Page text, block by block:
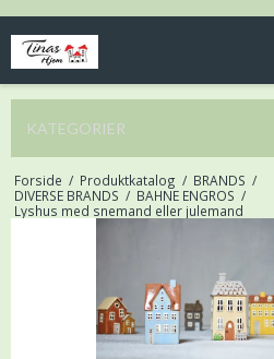
KATEGORIER
Forside / Produktkatalog / BRANDS /
DIVERSE BRANDS / BAHNE ENGROS /
Lyshus med snemand eller julemand